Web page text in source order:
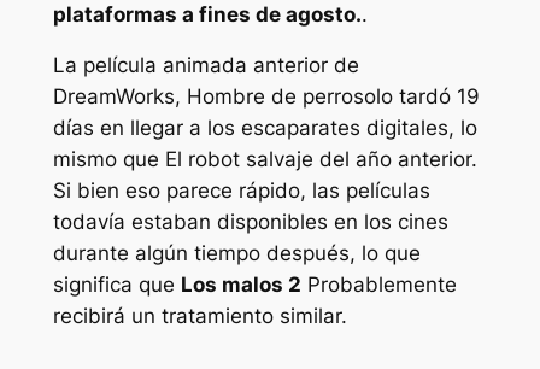
plataformas a fines de agosto..
La película animada anterior de
DreamWorks, Hombre de perrosolo tardó 19
días en llegar a los escaparates digitales, lo
mismo que El robot salvaje del año anterior.
Si bien eso parece rápido, las películas
todavía estaban disponibles en los cines
durante algún tiempo después, lo que
significa que Los malos 2 Probablemente
recibirá un tratamiento similar.